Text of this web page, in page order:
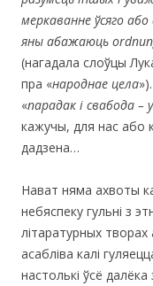
меркаванне ўсяго
яны абажаюць
(нагадала слоўцы
пра «народнае цела
«парадак і свабода –
кажучы, для нас або
дадзена…
Нават няма ахвоты
небяспеку гульні з
літаратурных
асабліва калі
настолькі ўсё